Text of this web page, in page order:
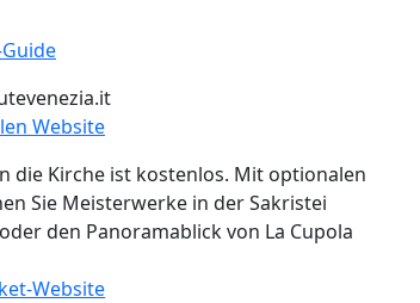
Website
die Kirche ist kostenlos. Mit optionalen
Sie Meisterwerke in der Sakristei
den Panoramablick von La Cupola
Website